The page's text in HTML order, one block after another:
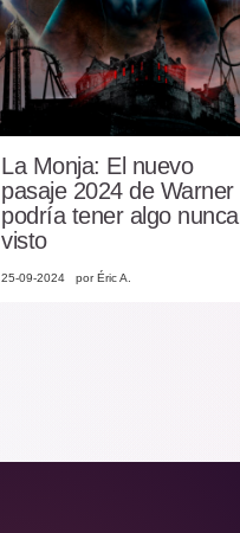
La Monja: El nuevo
pasaje 2024 de Warner
podría tener algo nunca
visto
25-09-2024 por Éric A.